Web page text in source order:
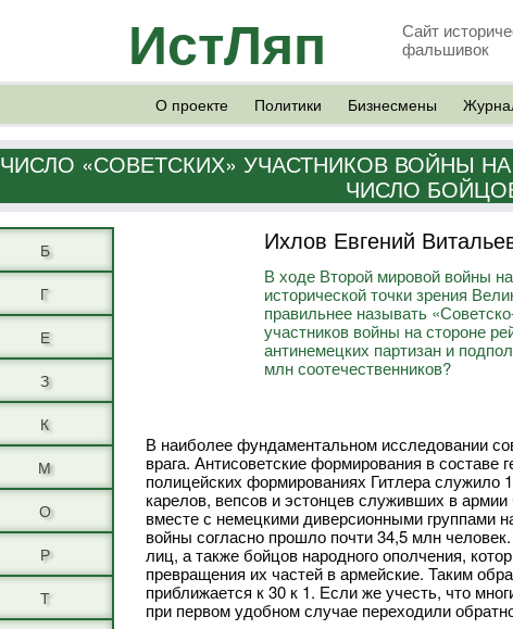
ИстЛяп
Сайт
фальшивок
О проекте Политики Бизнесмены
ЧИСЛО «СОВЕТСКИХ» УЧАСТНИКОВ ВОЙНЫ
ЧИСЛО
Б
Г
Е
З
К
М
О
Р
Т
Ихлов Евгений
В ходе Второй мировой войны
исторической точки зрения
правильнее называть
участников войны на стороне
антинемецких партизан и
млн соотечественников?
В наиболее фундаментальном исследовании
врага. Антисоветские формирования в составе
полицейских формированиях Гитлера
карелов, вепсов и эстонцев служивших в
вместе с немецкими диверсионными группами
войны согласно прошло почти 34,5 млн
лиц, а также бойцов народного ополчения,
превращения их частей в армейские. Таким
приближается к 30 к 1. Если же учесть, что
при первом удобном случае переходили